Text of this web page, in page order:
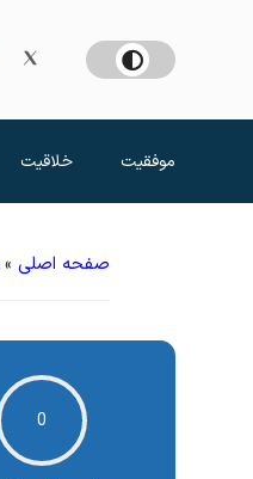
موفقیت خلاقیت
صفحه اصلی »
0